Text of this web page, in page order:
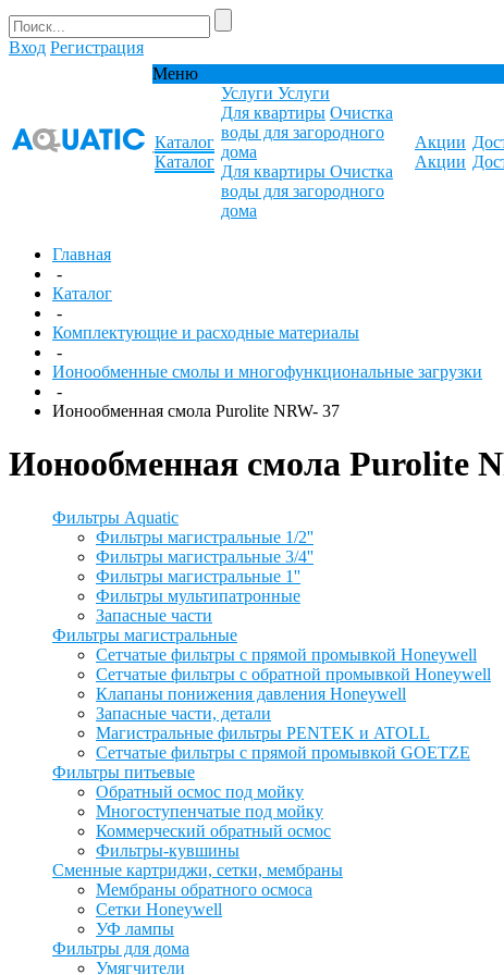
Вход Регистрация
Меню
Каталог
Каталог
Услуги Услуги
Для квартиры Очистка
воды для загородного
дома
Для квартиры Очистка
воды для загородного
дома
Акции
Акции
Главная
-
Каталог
-
Комплектующие и расходные материалы
-
Ионообменные смолы и многофункциональные загрузки
-
Ионообменная смола Purolite NRW- 37
Ионообменная смола Purolite
Фильтры Aquatic
Фильтры магистральные 1/2''
Фильтры магистральные 3/4''
Фильтры магистральные 1''
Фильтры мультипатронные
Запасные части
Фильтры магистральные
Сетчатые фильтры с прямой промывкой Honeywell
Сетчатые фильтры с обратной промывкой Honeywell
Клапаны понижения давления Honeywell
Запасные части, детали
Магистральные фильтры PENTEK и ATOLL
Сетчатые фильтры с прямой промывкой GOETZE
Фильтры питьевые
Обратный осмос под мойку
Многоступенчатые под мойку
Коммерческий обратный осмос
Фильтры-кувшины
Сменные картриджи, сетки, мембраны
Мембраны обратного осмоса
Сетки Honeywell
УФ лампы
Фильтры для дома
Умягчители